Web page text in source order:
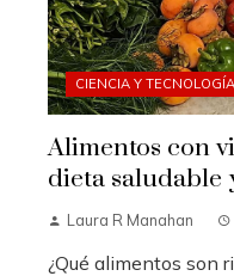
CIENCIA Y TECNOLOGÍA
Alimentos con
dieta
Laura R Manahan
¿Qué alimentos son